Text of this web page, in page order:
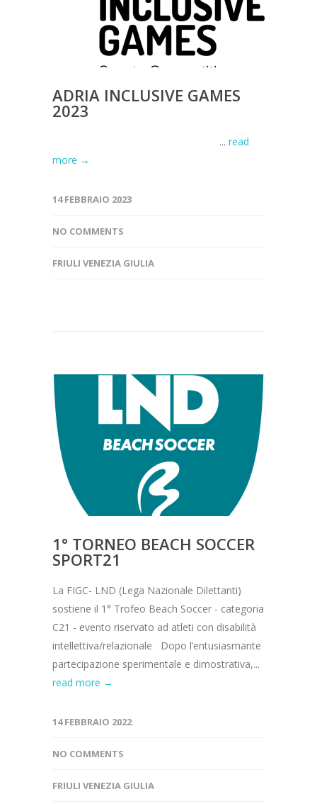
ADRIA INCLUSIVE GAMES
2023
... read
more →
14 FEBBRAIO 2023
NO COMMENTS
FRIULI VENEZIA GIULIA
1° TORNEO BEACH SOCCER
SPORT21
La FIGC- LND (Lega Nazionale Dilettanti)
sostiene il 1° Trofeo Beach Soccer - categoria
C21 - evento riservato ad atleti con disabilità
intellettiva/relazionale Dopo l’entusiasmante
partecipazione sperimentale e dimostrativa,...
read more →
14 FEBBRAIO 2022
NO COMMENTS
FRIULI VENEZIA GIULIA